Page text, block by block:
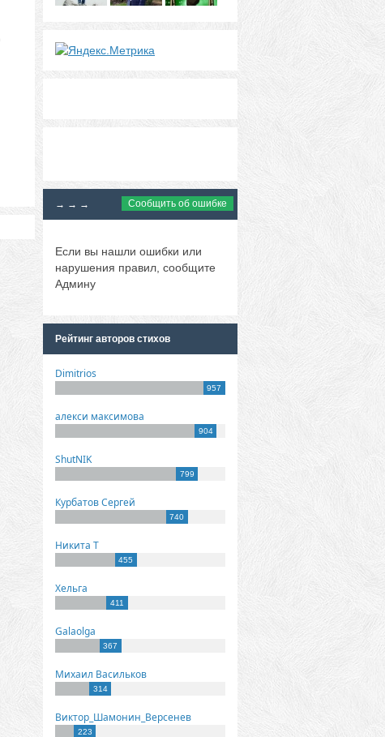
→ → → Сообщить об ошибке
Если вы нашли ошибки или
нарушения правил, сообщите
Админу
Рейтинг авторов стихов
Dimitrios
957
алекси максимова
904
ShutNIK
799
Курбатов Сергей
740
Никита Т
455
Хельга
411
Galaolga
367
Михаил Васильков
314
Виктор_Шамонин_Версенев
223